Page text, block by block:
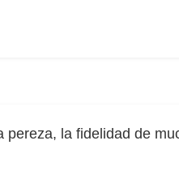
pereza, la fidelidad de